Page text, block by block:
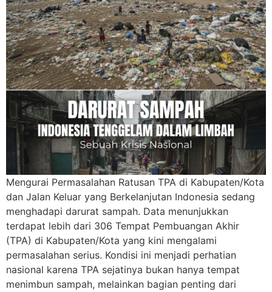
Mengurai Permasalahan Ratusan TPA di Kabupaten/Kota
dan Jalan Keluar yang Berkelanjutan Indonesia sedang
menghadapi darurat sampah. Data menunjukkan
terdapat lebih dari 306 Tempat Pembuangan Akhir
(TPA) di Kabupaten/Kota yang kini mengalami
permasalahan serius. Kondisi ini menjadi perhatian
nasional karena TPA sejatinya bukan hanya tempat
menimbun sampah, melainkan bagian penting dari